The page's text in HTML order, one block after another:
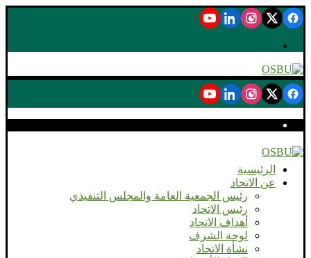
الرئيسية
عن الاتحاد
رئيس الجمعية العامة والمجلس التنفيذي
رئيس الاتحاد
أهداف الاتحاد
لوحة الشرف
نشأة الاتحاد